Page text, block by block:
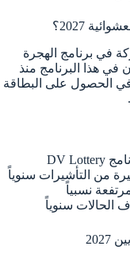
2027؟
في برنامج الهجرة
يشاركون في هذا البرنامج منذ
نجحوا في الحصول على البطاقة
من التأشيرات سنوياً
نسبياً
الحالات سنوياً